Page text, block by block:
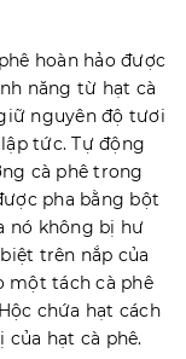
hoàn hảo được
năng từ hạt cà
nguyên độ tươi
tức. Tự động
cà phê trong
pha bằng bột
nó không bị hư
trên nắp của
một tách cà phê
chứa hạt cách
hạt cà phê.